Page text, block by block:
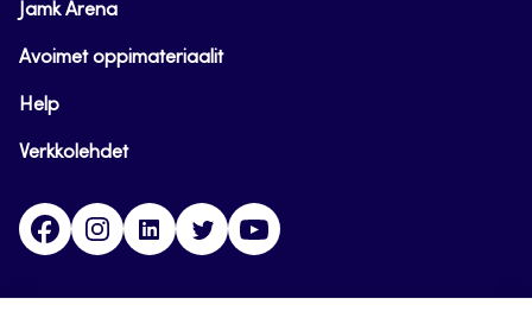
Jamk Arena
Avoimet oppimateriaalit
Help
Verkkolehdet
FacebookInstagramLinkedinTwitter